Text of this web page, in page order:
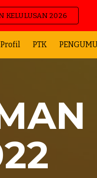
Skip to
KELULUSAN 2026
Profil PTK